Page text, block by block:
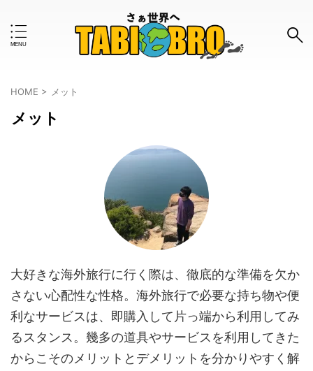
キーワードで検索する
#おすすめのタグ
はじめて インタビュー
ワーホリ
体験談 使ってみた
旅グッズ
格安 治安 海外旅行保険 留学 英語
防犯
HOME > メット
メット
大好きな海外旅行に行く際は、徹底的な準備を欠か
さない心配性な性格。海外旅行で必要な持ち物や便
利なサービスは、即購入して片っ端から利用してみ
るスタンス。幾多の道具やサービスを利用してきた
からこそのメリットとデメリットを分かりやすく解